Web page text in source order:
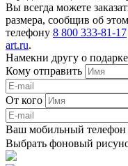
Вы всегда можете
размера, сообщив об
телефону 8 800 333-81-17
art.ru.
Намекни другу о подарке
Кому отправить
От кого
Ваш мобильный телефон
Выбрать фоновый